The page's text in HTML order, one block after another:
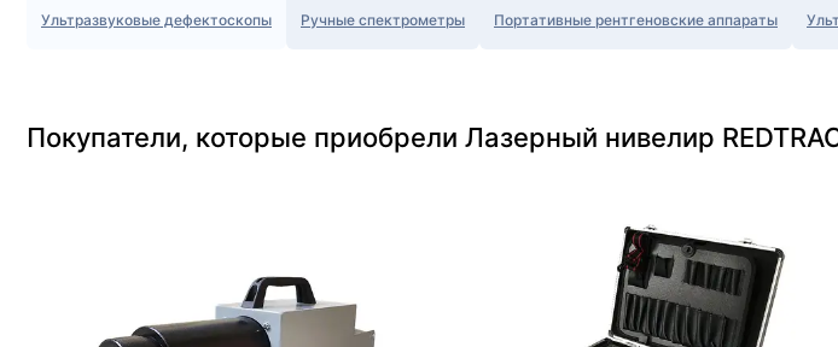
Ультразвуковые дефектоскопы Ручные спектрометры Портативные рентгеновские аппараты
Покупатели, которые приобрели Лазерный нивелир